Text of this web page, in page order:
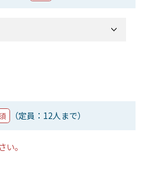
（定員：12人まで）
。